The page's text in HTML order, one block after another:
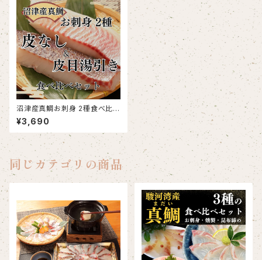
沼津産真鯛お刺身 2種食べ比べ
セット 鯛皮なし刺身 130g×2袋
鯛皮目湯引き済み 130g×2袋
¥3,690
同じカテゴリの商品